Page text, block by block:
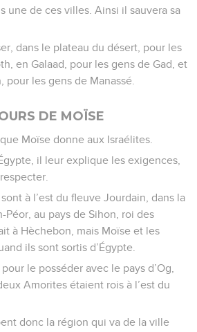
une de ces villes. Ainsi il sauvera sa
dans le plateau du désert, pour les
en Galaad, pour les gens de Gad, et
pour les gens de Manassé.
DE MOÏSE
Moïse donne aux Israélites.
il leur explique les exigences,
à l’est du fleuve Jourdain, dans la
au pays de Sihon, roi des
à Hèchebon, mais Moïse et les
ils sont sortis d’Égypte.
le posséder avec le pays d’Og,
Amorites étaient rois à l’est du
donc la région qui va de la ville